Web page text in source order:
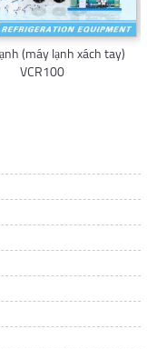
(máy lạnh xách tay)
VCR100